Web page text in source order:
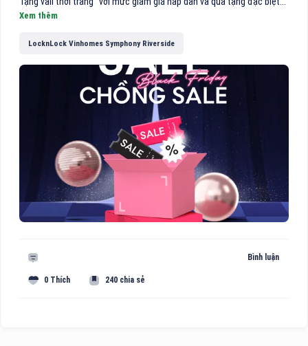
Xem thêm
LocknLock Vinhomes Symphony Riverside
Bình luận
0 Thích 240 chia sẻ